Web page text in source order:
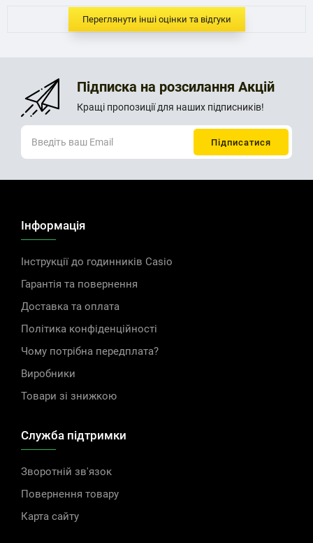
Переглянути інші оцінки та відгуки
Підписка на розсилання Акцій
Кращі пропозиції для наших підписників!
Інформація
Інструкції до годинників Casio
Гарантія та повернення
Доставка та оплата
Політика конфіденційності
Чому потрібна передплата?
Виробники
Товари зі знижкою
Служба підтримки
Зворотній зв'язок
Повернення товару
Карта сайту